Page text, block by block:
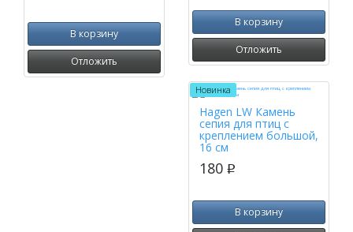
В корзину
Отложить
В корзину
Отложить
Новинка
Hagen LW Камень
сепия для птиц с
креплением большой,
16 см
180 p
В корзину